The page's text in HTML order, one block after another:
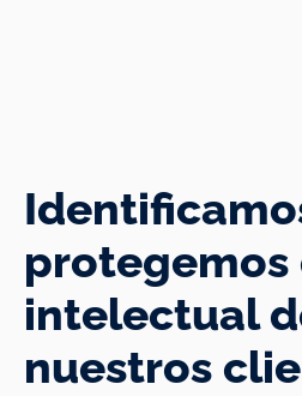
intelectual
nuestros